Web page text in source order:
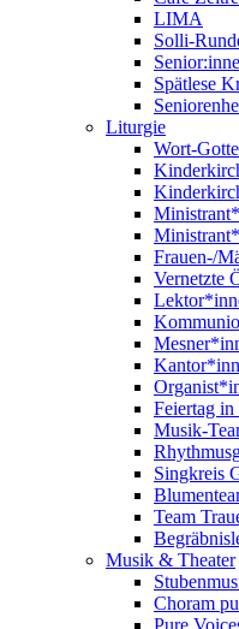
LIMA
Solli-
Spätlese
Liturgie
Wort-
Frauen-/
Vernetzte
Feiertag
Musik-
Singkreis
Team
Musik & Theater
Choram
Pure